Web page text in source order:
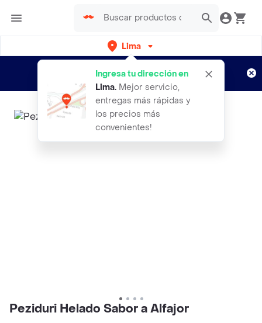
Lima
Ingresa tu dirección en
Lima. Mejor servicio,
entregas más rápidas y
los precios más
convenientes!
envíos gratis por semanas
Aplican TyC
Peziduri Helado Sabor a Alfajor